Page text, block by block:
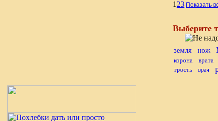
1 23 Показать
Выберите
земля нож
корона
врата
трость
врач